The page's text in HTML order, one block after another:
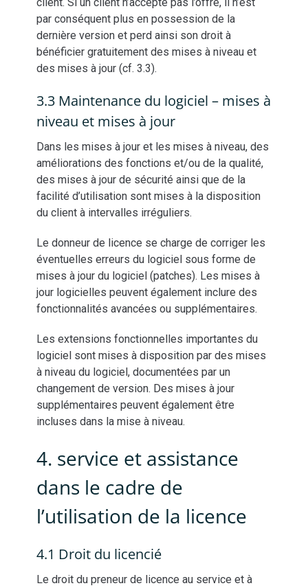
par conséquent plus en possession de la
dernière version et perd ainsi son droit à
bénéficier gratuitement des mises à niveau et
des mises à jour (cf. 3.3).
3.3 Maintenance du logiciel – mises à
niveau et mises à jour
Dans les mises à jour et les mises à niveau, des
améliorations des fonctions et/ou de la qualité,
des mises à jour de sécurité ainsi que de la
facilité d’utilisation sont mises à la disposition
du client à intervalles irréguliers.
Le donneur de licence se charge de corriger les
éventuelles erreurs du logiciel sous forme de
mises à jour du logiciel (patches). Les mises à
jour logicielles peuvent également inclure des
fonctionnalités avancées ou supplémentaires.
Les extensions fonctionnelles importantes du
logiciel sont mises à disposition par des mises
à niveau du logiciel, documentées par un
changement de version. Des mises à jour
supplémentaires peuvent également être
incluses dans la mise à niveau.
4. service et assistance
dans le cadre de
l’utilisation de la licence
4.1 Droit du licencié
Le droit du preneur de licence au service et à